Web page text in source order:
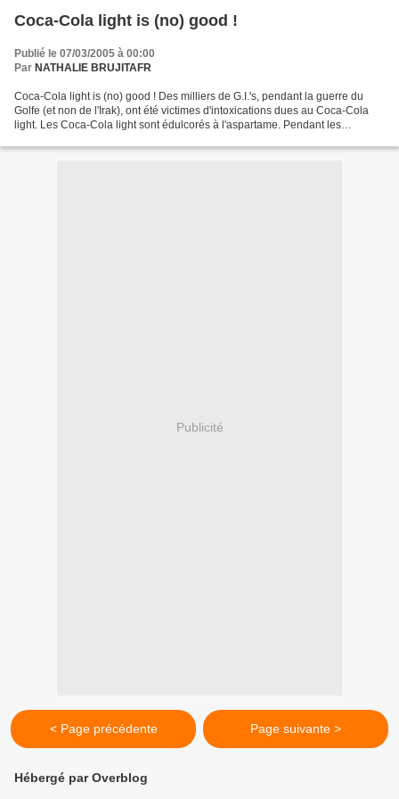
Coca-Cola light is (no) good !
Publié le 07/03/2005 à 00:00
Par NATHALIE BRUJITAFR
Coca-Cola light is (no) good ! Des milliers de G.I.'s, pendant la guerre du
Golfe (et non de l'Irak), ont été victimes d'intoxications dues au Coca-Cola
light. Les Coca-Cola light sont édulcorés à l'aspartame. Pendant les
Publicité
< Page précédente Page suivante >
Hébergé par Overblog